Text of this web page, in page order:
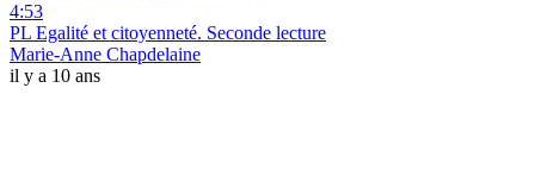
4:53
PL Egalité et citoyenneté. Seconde lecture
Marie-Anne Chapdelaine
il y a 10 ans